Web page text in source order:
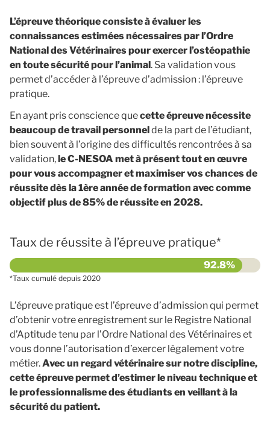
L’épreuve théorique consiste à évaluer les
connaissances estimées nécessaires par l’Ordre
National des Vétérinaires pour exercer l’ostéopathie
en toute sécurité pour l’animal. Sa validation vous
permet d’accéder à l’épreuve d’admission : l’épreuve
pratique.
En ayant pris conscience quecette épreuve nécessite
beaucoup de travail personnelde la part de l’étudiant,
bien souvent à l’origine des difficultés rencontrées à sa
validation,le C-NESOA met à présent tout en œuvre
pour vous accompagner et maximiser vos chances de
réussite dès la 1ère année de formation avec comme
objectif plus de 85% de réussite en 2028.
Taux de réussite à l’épreuve pratique*
*Taux cumulé depuis 2020
L’épreuve pratique est l’épreuve d’admission qui permet
d’obtenir votre enregistrement sur le Registre National
d’Aptitude tenu par l’Ordre National des Vétérinaires et
vous donne l’autorisation d’exercer légalement votre
métier.Avec un regard vétérinaire sur notre discipline,
cette épreuve permet d’estimer le niveau technique et
le professionnalisme des étudiants en veillant à la
sécurité du patient.